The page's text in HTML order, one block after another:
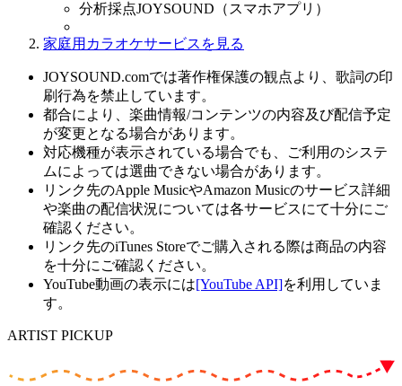
分析採点JOYSOUND（スマホアプリ）
家庭用カラオケサービスを見る
JOYSOUND.comでは著作権保護の観点より、歌詞の印
刷行為を禁止しています。
都合により、楽曲情報/コンテンツの内容及び配信予定
が変更となる場合があります。
対応機種が表示されている場合でも、ご利用のシステ
ムによっては選曲できない場合があります。
リンク先のApple MusicやAmazon Musicのサービス詳細
や楽曲の配信状況については各サービスにて十分にご
確認ください。
リンク先のiTunes Storeでご購入される際は商品の内容
を十分にご確認ください。
YouTube動画の表示には[YouTube API]を利用していま
す。
ARTIST PICKUP